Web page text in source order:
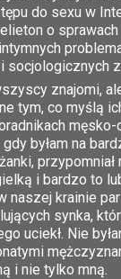
do sexu w
o
socjologicznych
znajomi,
tym, co myślą
męsko-
byłam na
i bardzo to
naszej krainie
synka,
uciekł. Nie
i nie tylko mną.